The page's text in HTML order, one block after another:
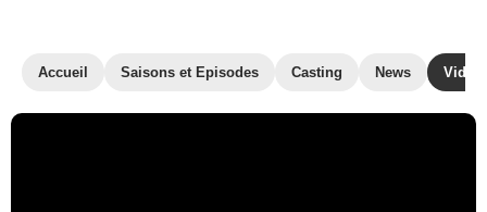
Accueil Saisons et Episodes Casting News